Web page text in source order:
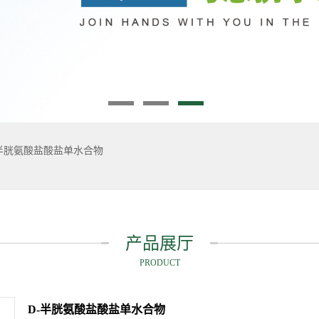
胱氨酸盐酸盐单水合物
产品展厅
PRODUCT
D-半胱氨酸盐酸盐单水合物